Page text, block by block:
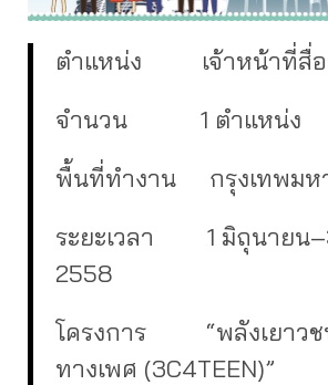
ตำแหน่ง เจ้าหน้าที่สื่อ
จำนวน 1 ตำแหน่ง
พื้นที่ทำงาน กรุงเทพมห
ระยะเวลา 1 มิถุนายน
2558
โครงการ “พลังเยาวช
ทางเพศ (3C4TEEN)”